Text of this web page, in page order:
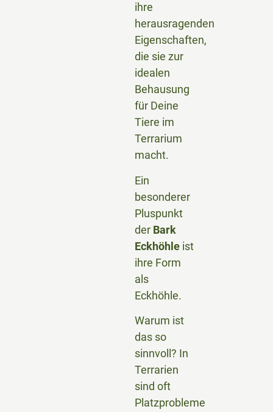
ihre
herausragenden
Eigenschaften,
die sie zur
idealen
Behausung
für Deine
Tiere im
Terrarium
macht.
Ein
besonderer
Pluspunkt
der Bark
Eckhöhleist
ihre Form
als
Eckhöhle.
Warum ist
das so
sinnvoll? In
Terrarien
sind oft
Platzprobleme